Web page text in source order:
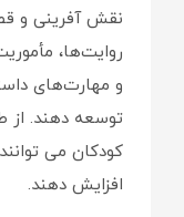
نقش آفرینی و
روایت‌ها،
و مهارت‌های
توسعه دهند. از
کودکان می
افزایش دهند.